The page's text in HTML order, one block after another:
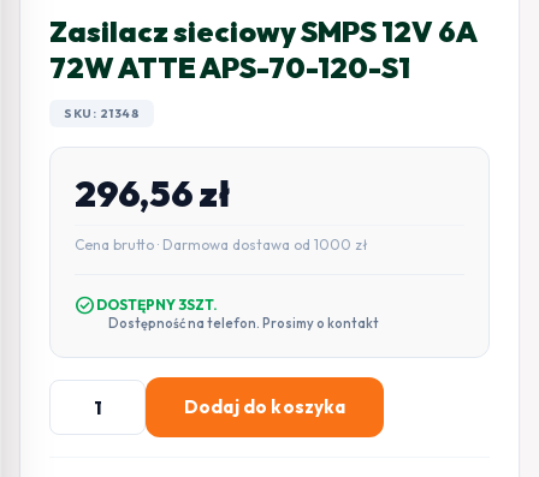
Zasilacz sieciowy SMPS 12V 6A
72W ATTE APS-70-120-S1
SKU: 21348
296,56zł
Cena brutto · Darmowa dostawa od 1000 zł
check_circle DOSTĘPNY 3SZT.
Dostępność na telefon. Prosimy o kontakt
ilość
Zasilacz
Dodaj do koszyka